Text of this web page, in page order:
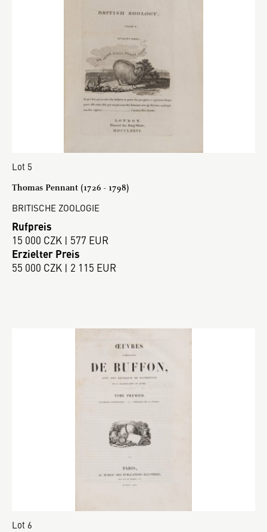
Lot 5
Thomas Pennant (1726 - 1798)
BRITISCHE ZOOLOGIE
Rufpreis
15 000 CZK | 577 EUR
Erzielter Preis
55 000 CZK | 2 115 EUR
Lot 6